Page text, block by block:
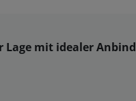
Lage mit idealer